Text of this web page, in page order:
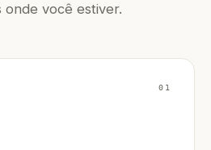
onde você estiver.
01